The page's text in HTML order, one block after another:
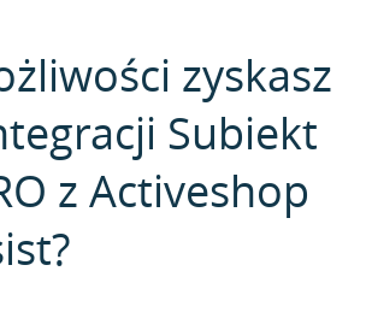
zyskasz
Subiekt
z Activeshop